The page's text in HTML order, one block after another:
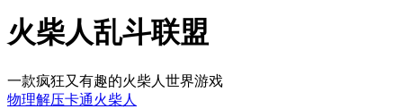
火柴人乱斗联盟
一款疯狂又有趣的火柴人世界游戏
物理解压卡通火柴人